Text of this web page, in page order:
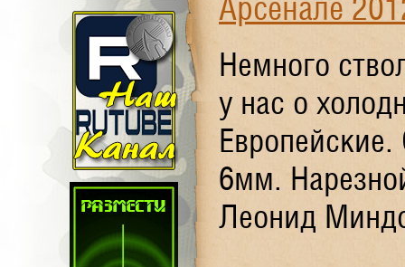
Немного
у нас о
6мм.
Леонид